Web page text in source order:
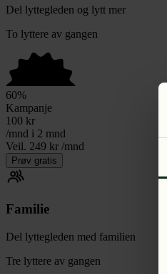
Del lyttegleden og lytt mer
To lyttere av gangen
60%
Kampanje
100 kr
/mnd i 2 mnd
Veil. 249 kr /mnd
Prøv gratis
Familie
Del lyttegleden med familien
Tre lyttere av gangen